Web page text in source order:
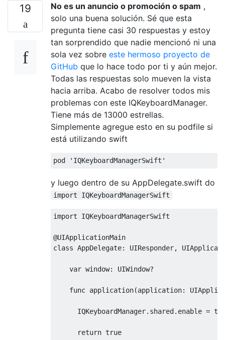
19 No es un anuncio o promoción o spam ,
solo una buena solución. Sé que esta
pregunta tiene casi 30 respuestas y estoy
tan sorprendido que nadie mencionó ni una
sola vez sobre este hermoso proyecto de
GitHub que lo hace todo por ti y aún mejor.
Todas las respuestas solo mueven la vista
hacia arriba. Acabo de resolver todos mis
problemas con este IQKeyboardManager.
Tiene más de 13000 estrellas.
Simplemente agregue esto en su podfile si
está utilizando swift
pod ' IQKeyboardManagerSwift '
y luego dentro de su AppDelegate.swift do
import IQKeyboardManagerSwift
import IQKeyboardManagerSwift
@UIApplicationMain
class AppDelegate: UIResponder,
var window: UIWindow?
func application(application:
IQKeyboardManager. shared. enable =
return true